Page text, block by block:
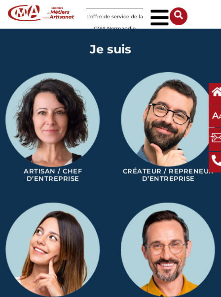
L’offre de service de la
CMA Normandie
A
Je suis
ARTISAN / CHEF
D’ENTREPRISE
CRÉATEUR / REPRENEUR
D’ENTREPRISE
Panneau de gestion des cookies